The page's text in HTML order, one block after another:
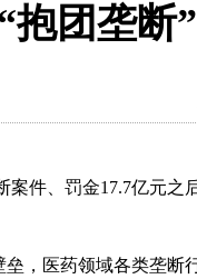
抱团垄断
案件、罚金17.7亿元之
，医药领域各类垄断